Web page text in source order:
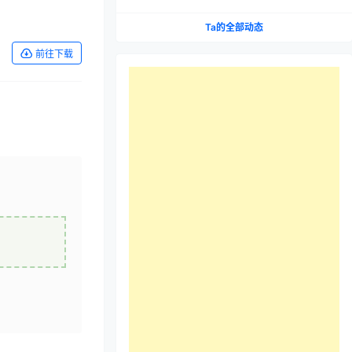
前往下载
Ta的全部动态